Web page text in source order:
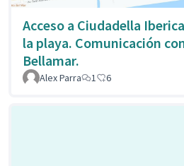
Acceso a Ciudadella
la playa. Comunicación
Bellamar.
Alex Parra 1 6